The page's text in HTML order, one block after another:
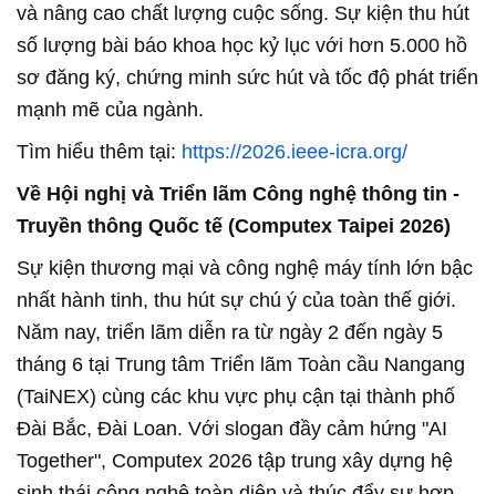
và nâng cao chất lượng cuộc sống. Sự kiện thu hút
số lượng bài báo khoa học kỷ lục với hơn 5.000 hồ
sơ đăng ký, chứng minh sức hút và tốc độ phát triển
mạnh mẽ của ngành.
Tìm hiểu thêm tại: https://2026.ieee-icra.org/
Về Hội nghị và Triển lãm Công nghệ thông tin -
Truyền thông Quốc tế (Computex Taipei 2026)
Sự kiện thương mại và công nghệ máy tính lớn bậc
nhất hành tinh, thu hút sự chú ý của toàn thế giới.
Năm nay, triển lãm diễn ra từ ngày 2 đến ngày 5
tháng 6 tại Trung tâm Triển lãm Toàn cầu Nangang
(TaiNEX) cùng các khu vực phụ cận tại thành phố
Đài Bắc, Đài Loan. Với slogan đầy cảm hứng "AI
Together", Computex 2026 tập trung xây dựng hệ